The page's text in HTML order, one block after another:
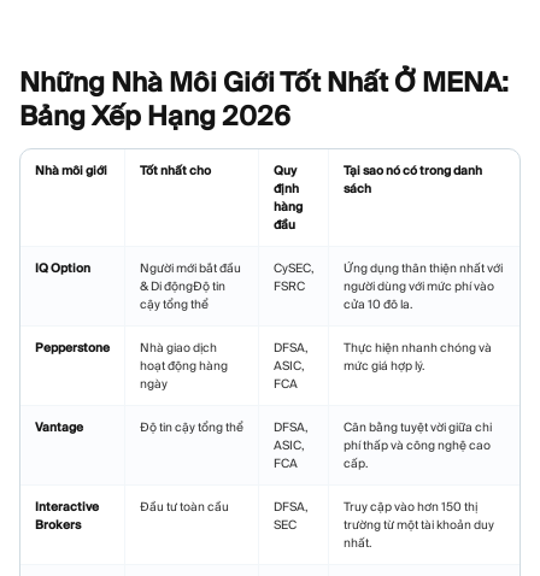
Những Nhà Môi Giới Tốt Nhất Ở MENA:
Bảng Xếp Hạng2026
Nhà môi giới Tốt nhất cho
Quy
định
hàng
đầu
Tại sao nó có trong danh
sách
IQ Option
Người mới bắt đầu
& Di độngĐộ tin
cậy tổng thể
CySEC,
FSRC
Ứng dụng thân thiện nhất với
người dùng với mức phí vào
cửa 10 đô la.
Pepperstone
Nhà giao dịch
hoạt động hàng
ngày
DFSA,
ASIC,
FCA
Thực hiện nhanh chóng và
mức giá hợp lý.
Vantage Độ tin cậy tổng thể
DFSA,
ASIC,
FCA
Cân bằng tuyệt vời giữa chi
phí thấp và công nghệ cao
cấp.
Interactive
Brokers
Đầu tư toàn cầu
DFSA,
SEC
Truy cập vào hơn 150 thị
trường từ một tài khoản duy
nhất.